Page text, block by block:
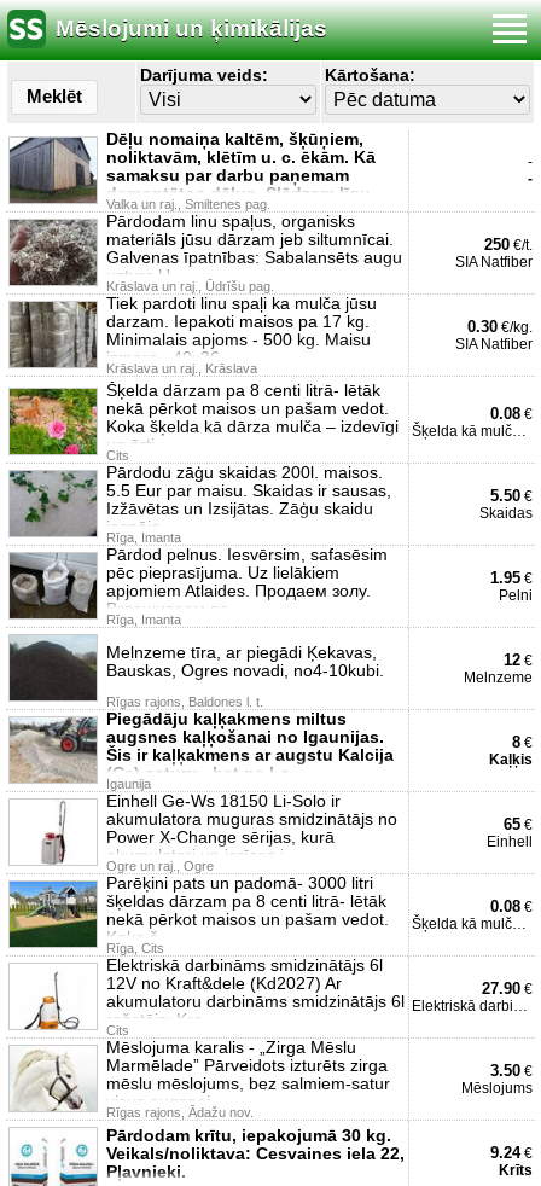
Mēslojumi un ķimikālijas
Meklēt
Darījuma veids: Kārtošana:
Dēļu nomaiņa kaltēm, šķūņiem,
noliktavām, klētīm u. c. ēkām. Kā
samaksu par darbu paņemam
demontētos dēļus. Slēdzam līgu
Valka un raj., Smiltenes pag.
-
-
Pārdodam linu spaļus, organisks
materiāls jūsu dārzam jeb siltumnīcai.
Galvenas īpatnības: Sabalansēts augu
uzturs U
Krāslava un raj., Ūdrīšu pag.
250 €/t.
SIA Natfiber
Tiek pardoti linu spaļi ka mulča jūsu
darzam. Iepakoti maisos pa 17 kg.
Minimalais apjoms - 500 kg. Maisu
izmers - 40x36
Krāslava un raj., Krāslava
0.30 €/kg.
SIA Natfiber
Šķelda dārzam pa 8 centi litrā- lētāk
nekā pērkot maisos un pašam vedot.
Koka šķelda kā dārza mulča – izdevīgi
un ērti
Cits
0.08 €
Šķelda kā mulča dārzam
Pārdodu zāģu skaidas 200l. maisos.
5.5 Eur par maisu. Skaidas ir sausas,
Izžāvētas un Izsijātas. Zāģu skaidu
iespēja
Rīga, Imanta
5.50 €
Skaidas
Pārdod pelnus. Iesvērsim, safasēsim
pēc pieprasījuma. Uz lielākiem
apjomiem Atlaides. Продаем золу.
Взвешиваем по
Rīga, Imanta
1.95 €
Pelni
Melnzeme tīra, ar piegādi Ķekavas,
Bauskas, Ogres novadi, no4-10kubi.
Rīgas rajons, Baldones l. t.
12 €
Melnzeme
Piegādāju kaļķakmens miltus
augsnes kaļķošanai no Igaunijas.
Šis ir kaļķakmens ar augstu Kalcija
(Ca) saturu , bet ne La
Igaunija
8 €
Kaļķis
Einhell Ge-Ws 18150 Li-Solo ir
akumulatora muguras smidzinātājs no
Power X-Change sērijas, kurā
akumulatori un ierīces i
Ogre un raj., Ogre
65 €
Einhell
Parēķini pats un padomā- 3000 litri
šķeldas dārzam pa 8 centi litrā- lētāk
nekā pērkot maisos un pašam vedot.
Koka š
Rīga, Cits
0.08 €
Šķelda kā mulča dārzam
Elektriskā darbināms smidzinātājs 6l
12V no Kraft&dele (Kd2027) Ar
akumulatoru darbināms smidzinātājs 6l
ražotājs: Kra
Cits
27.90 €
Elektriskā darbināms smid
Mēslojuma karalis - „Zirga Mēslu
Marmēlade” Pārveidots izturēts zirga
mēslu mēslojums, bez salmiem-satur
visus augsnei
Rīgas rajons, Ādažu nov.
3.50 €
Mēslojums
Pārdodam krītu, iepakojumā 30 kg.
Veikals/noliktava: Cesvaines iela 22,
Pļavnieki.
9.24€
Krīts